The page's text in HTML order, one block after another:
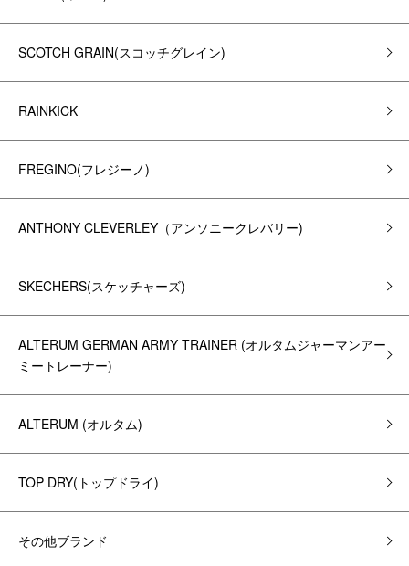
SCOTCH GRAIN(スコッチグレイン)
RAINKICK
FREGINO(フレジーノ)
ANTHONY CLEVERLEY（アンソニークレバリー)
SKECHERS(スケッチャーズ)
ALTERUM GERMAN ARMY TRAINER (オルタムジャーマンアー
ミートレーナー)
ALTERUM (オルタム)
TOP DRY(トップドライ)
その他ブランド